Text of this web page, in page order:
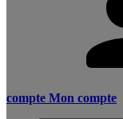
compte Mon compte